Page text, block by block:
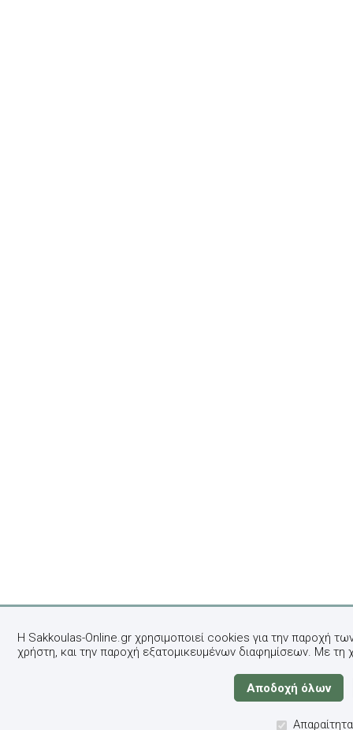
Η Sakkoulas-Online.gr χρησιμοποιεί cookies για την παροχή
χρήστη, και την παροχή εξατομικευμένων διαφημίσεων. Με